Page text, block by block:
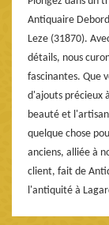
Antiquaire
Leze (31870).
détails, nous
fascinantes. Que
d'ajouts précieux
beauté et
quelque chose
anciens, alliée à
client, fait de
l'antiquité à